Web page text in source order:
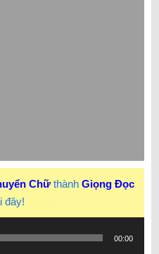
Chữthành Giọng Đọc
đây!
00:00